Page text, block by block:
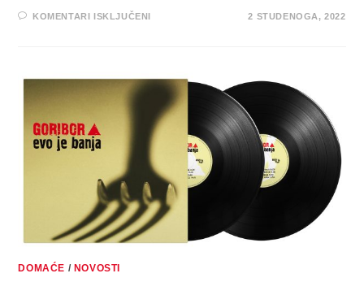
KOMENTARI ISKLJUČENI
SERIJU
BOLNO
LIJEPIH
OSOBNIH
TRENUTAKA
NA
TREĆEM
STUDIJSKOM
ALBUMU
“ACTUAL
LIFE
3”
2 STUDENOGA, 2022
DOMAĆE / NOVOSTI